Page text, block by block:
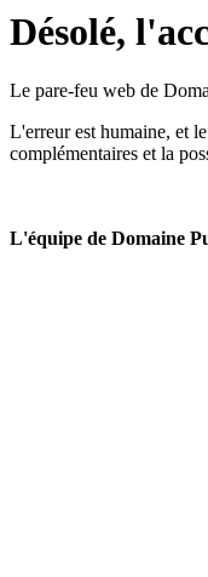
Désolé,
Le pare-feu web de
L'erreur est humaine, et
complémentaires et la
L'équipe de Domaine